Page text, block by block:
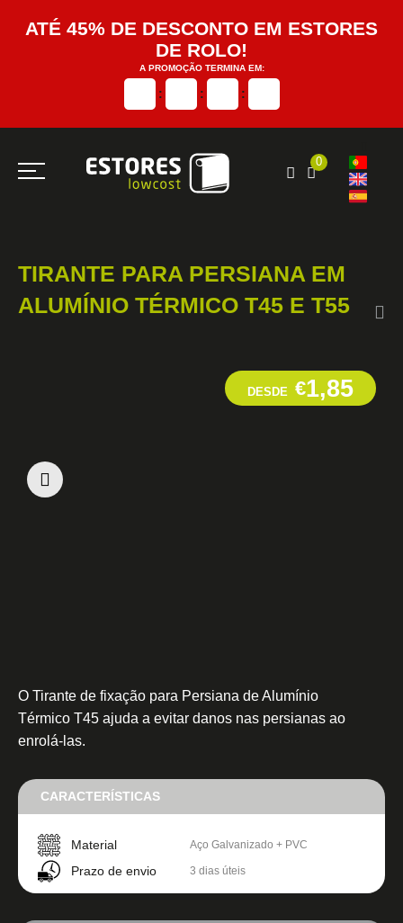
ATÉ 45% DE DESCONTO EM ESTORES
DE ROLO!
A PROMOÇÃO TERMINA EM:
: : :
0
TIRANTE PARA PERSIANA EM
ALUMÍNIO TÉRMICO T45 E T55
DESDE €1,85
O Tirante de fixação para Persiana de Alumínio
Térmico T45 ajuda a evitar danos nas persianas ao
enrolá-las.
CARACTERÍSTICAS
Material Aço Galvanizado + PVC
Prazo de envio 3 dias úteis